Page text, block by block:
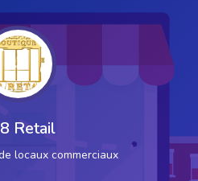
Retail
locaux commerciaux